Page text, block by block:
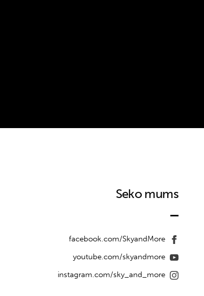
Seko mums
facebook.com/SkyandMore
youtube.com/skyandmore
instagram.com/sky_and_more